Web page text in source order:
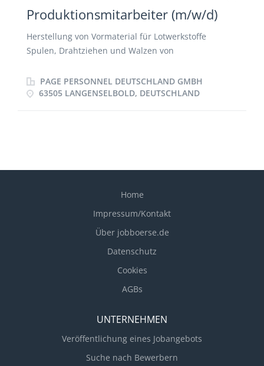
ment, Nachfolge­planung sowie Füh­rungs­entwicklung
Verantwortung für das Reporting der monat­lichen
KPIs auf Gruppen­ebene Mitarbeit bei der Erarbei­
organisatorischen Maß­nahmen
Produktionsmitarbeiter (m/w/d)
Herstellung von Vormaterial für Lotwerkstoffe
Spulen, Drahtziehen und Walzen von
Schneiden von Lotbändern Bedienen, Einrichten und
Überwachen der Fertigungsanlagen
PAGE PERSONNEL DEUTSCHLAND GMBH
63505 LANGENSELBOLD, DEUTSCHLAND
Home
Impressum/Kontakt
Über jobboerse.de
Datenschutz
Cookies
AGBs
UNTERNEHMEN
Veröffentlichung eines Jobangebots
Suche nach Bewerbern